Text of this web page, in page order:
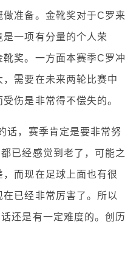
准备。金靴奖对于C罗来
一项有分量的个人荣
奖。一方面本赛季C罗冲
需要在未来两轮比赛中
伤是非常得不偿失的。
话，赛季肯定是要非常努
已经感觉到老了，可能之
而现在足球上面也有很
已经非常厉害了。所以
还是有一定难度的。创历